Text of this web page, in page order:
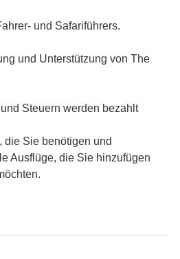
und Safariführers.
und Unterstützung von The
Steuern werden bezahlt
die Sie benötigen und
Ausflüge, die Sie hinzufügen